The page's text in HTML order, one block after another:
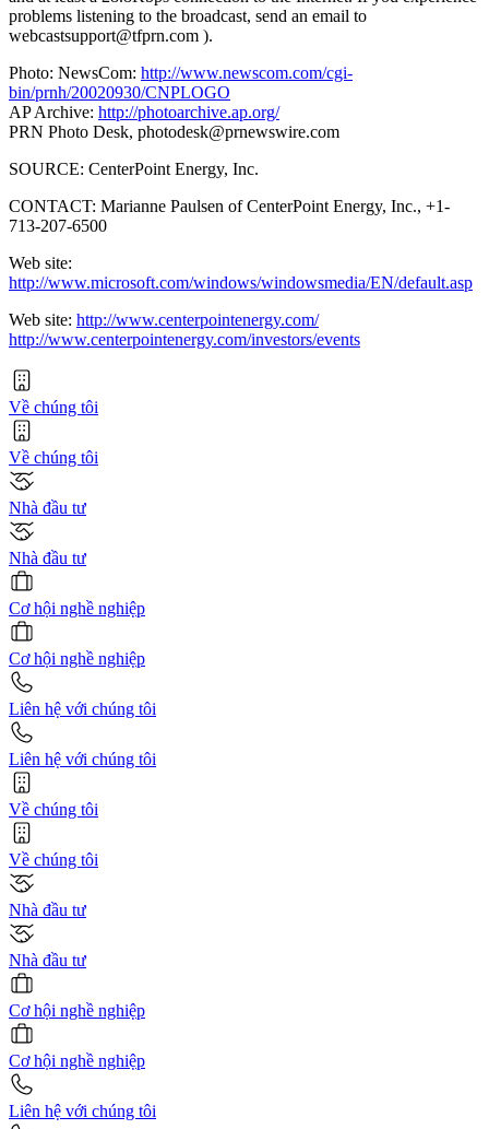
problems listening to the broadcast, send an email to
webcastsupport@tfprn.com ).
Photo: NewsCom: http://www.newscom.com/cgi-
bin/prnh/20020930/CNPLOGO
AP Archive: http://photoarchive.ap.org/
PRN Photo Desk, photodesk@prnewswire.com
SOURCE: CenterPoint Energy, Inc.
CONTACT: Marianne Paulsen of CenterPoint Energy, Inc., +1-
713-207-6500
Web site:
http://www.microsoft.com/windows/windowsmedia/EN/default.asp
Web site: http://www.centerpointenergy.com/
http://www.centerpointenergy.com/investors/events
Về chúng tôi
Về chúng tôi
Nhà đầu tư
Nhà đầu tư
Cơ hội nghề nghiệp
Cơ hội nghề nghiệp
Liên hệ với chúng tôi
Liên hệ với chúng tôi
Về chúng tôi
Về chúng tôi
Nhà đầu tư
Nhà đầu tư
Cơ hội nghề nghiệp
Cơ hội nghề nghiệp
Liên hệ với chúng tôi